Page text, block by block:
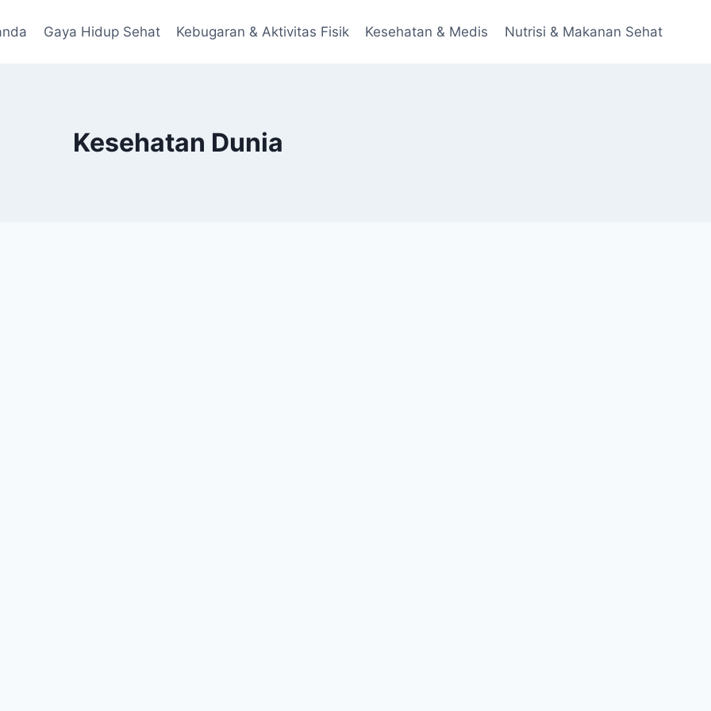
Gaya Hidup Sehat Kebugaran & Aktivitas Fisik Kesehatan & Medis Nutrisi & Makanan Sehat
Kesehatan Dunia